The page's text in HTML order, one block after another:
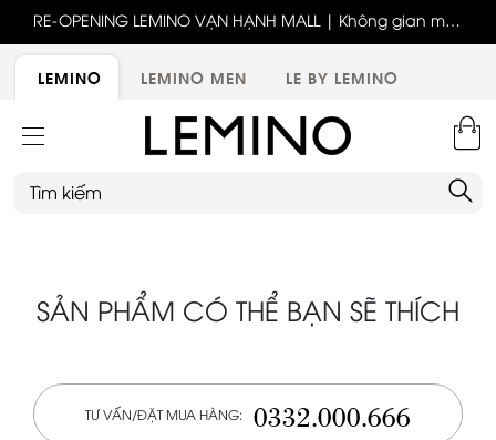
RE-OPENING LEMINO VẠN HẠNH MALL | Không gian mới,
trải nghiệm mới, ưu đãi tri ân đặc biệt
LEMINO
LEMINO MEN LE BY LEMINO
SẢN PHẨM CÓ THỂ BẠN SẼ THÍCH
TƯ VẤN/ĐẶT MUA HÀNG: 0332.000.666